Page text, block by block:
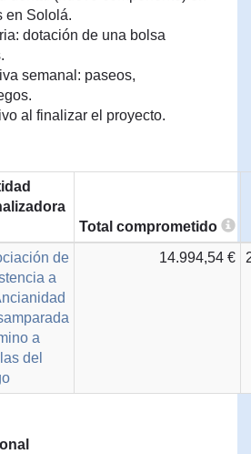
en Sololá.
dotación de una bolsa
semanal: paseos,
al finalizar el proyecto.
Total comprometido
de
a
a
del
14.994,54 €